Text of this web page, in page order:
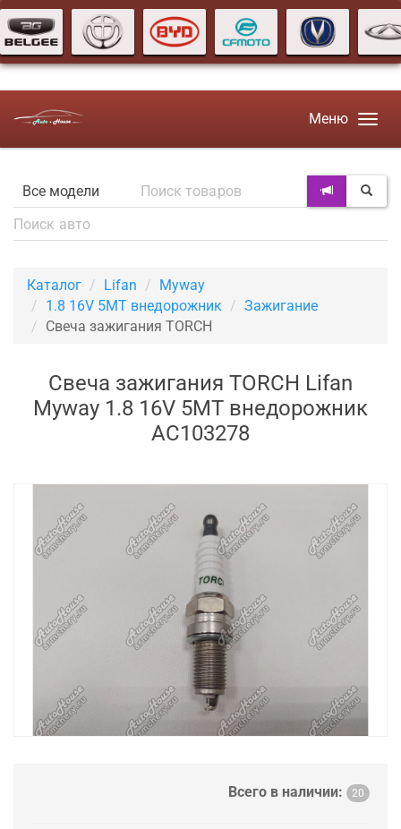
Меню
Каталог Lifan
Myway
1.8 16V 5MT внедорожник
Зажигание
Свеча зажигания TORCH
Свеча зажигания TORCH Lifan
Myway 1.8 16V 5MT внедорожник
AC103278
Всего в наличии: 20